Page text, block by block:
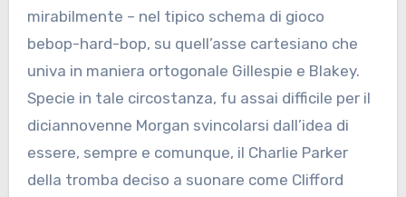
mirabilmente – nel tipico schema di gioco
bebop-hard-bop, su quell’asse cartesiano che
univa in maniera ortogonale Gillespie e Blakey.
Specie in tale circostanza, fu assai difficile per il
diciannovenne Morgan svincolarsi dall’idea di
essere, sempre e comunque, il Charlie Parker
della tromba deciso a suonare come Clifford